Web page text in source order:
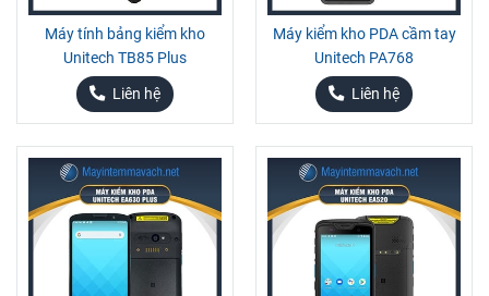
Máy tính bảng kiểm kho
Unitech TB85 Plus
Liên hệ
Máy kiểm kho PDA cầm tay
Unitech PA768
Liên hệ